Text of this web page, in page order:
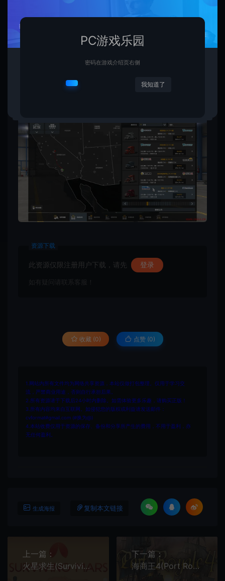
资源下载
此资源仅限注册用户下载，请先 登录
如有疑问请联系客服！
收藏 (0) 点赞 (0)
1.网站内所有文件均为网络共享资源，本站仅做打包整理。仅用于学习交
流，严禁商业用途，否则自行承担后果。
2.所有资源请于下载后24小时内删除。如需体验更多乐趣，请购买正版！
3.所有内容均来自互联网。如侵犯您的版权或利益请发送邮件：
cvformat#gmail.com (#换为@)
4.本站收费仅用于资源的保存、备份和分享所产生的费用，不用于盈利，亦
无任何盈利。
生成海报 复制本文链接
上一篇：
火星求生(Surviving Mars)简中|PC|SIM|DLC|火星生存建设模拟经营游戏
下一篇：
海商王4(Port Royale 4)航海贸易策略战争游戏|下载
PC游戏乐园
密码在游戏介绍页右侧
我知道了